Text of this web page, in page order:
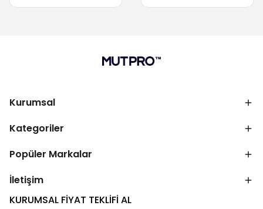
Kurumsal
Kategoriler
Popüler Markalar
İletişim
KURUMSAL FİYAT TEKLİFİ AL